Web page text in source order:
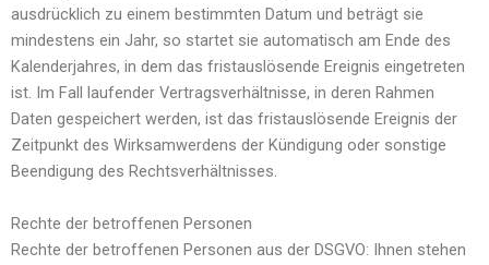
ausdrücklich zu einem bestimmten Datum und beträgt sie
mindestens ein Jahr, so startet sie automatisch am Ende des
Kalenderjahres, in dem das fristauslösende Ereignis eingetreten
ist. Im Fall laufender Vertragsverhältnisse, in deren Rahmen
Daten gespeichert werden, ist das fristauslösende Ereignis der
Zeitpunkt des Wirksamwerdens der Kündigung oder sonstige
Beendigung des Rechtsverhältnisses.
Rechte der betroffenen Personen
Rechte der betroffenen Personen aus der DSGVO: Ihnen stehen